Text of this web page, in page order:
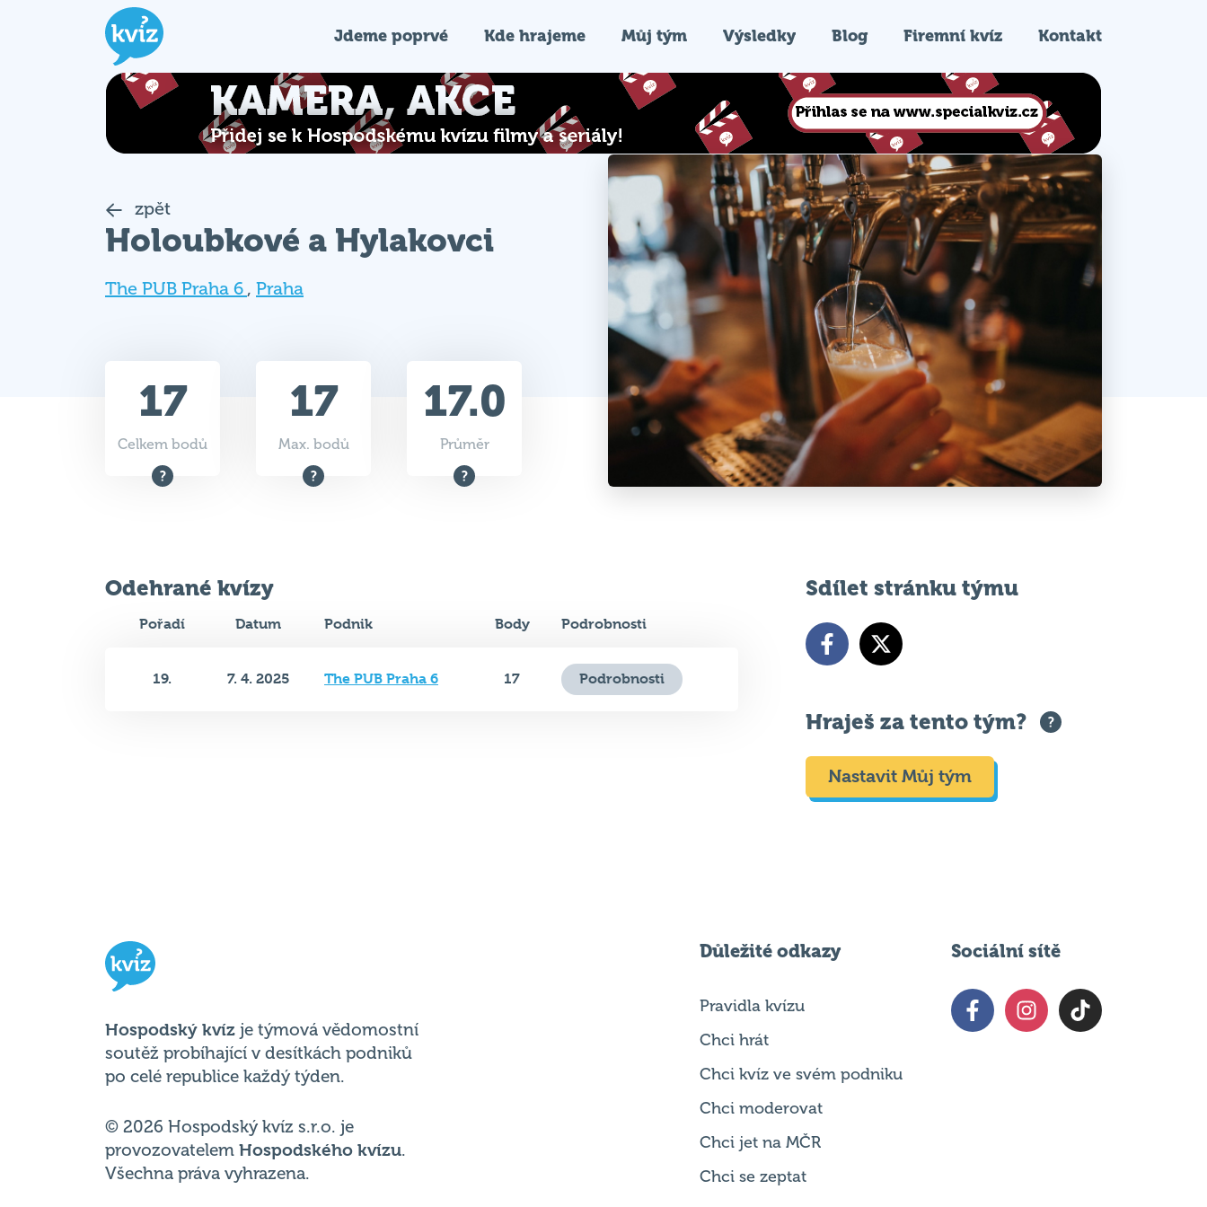
Jdeme poprvé Kde hrajeme Můj tým Výsledky Blog Firemní kvíz Kontakt
zpět
Holoubkové a Hylakovci
The PUB Praha 6 , Praha
17
Celkem bodů
17
Max. bodů
17.0
Průměr
Odehrané kvízy
Pořadí Datum Podnik Body Podrobnosti
19. 7. 4. 2025 The PUB Praha 6 17 Podrobnosti
Sdílet stránku týmu
Hraješ za tento tým?
Nastavit Můj tým
Hospodský kvíz je týmová vědomostní
soutěž probíhající v desítkách podniků
po celé republice každý týden.
© 2026 Hospodský kvíz s.r.o. je
provozovatelem Hospodského kvízu.
Všechna práva vyhrazena.
Důležité odkazy
Pravidla kvízu
Chci hrát
Chci kvíz ve svém podniku
Chci moderovat
Chci jet na MČR
Chci se zeptat
Sociální sítě